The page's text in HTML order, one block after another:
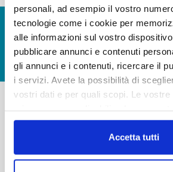
personali, ad esempio il vostro
tecnologie come i cookie per
alle informazioni sul vostro
pubblicare annunci e contenuti
gli annunci e i contenuti, ricercare il
i servizi. Avete la possibilità di
vostri dati e per quali scopi. Le vostre
in cui avete effettuato le vostre
modificare o revocare il proprio
momento dalla Dichiarazione sui
Accetta tutti
© Copyright 2017 - 2026
Via Villamagna 90/c -
-
FAQ